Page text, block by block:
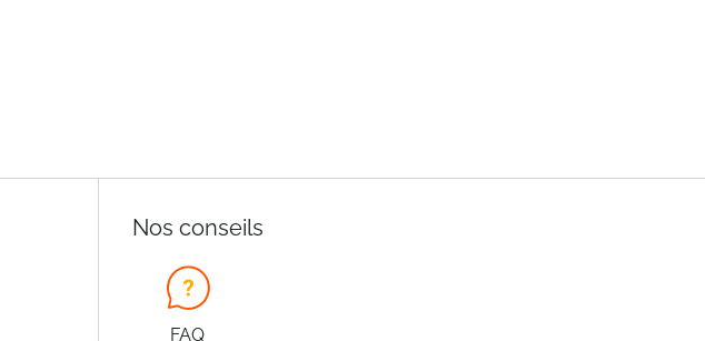
Nos conseils
FAQ